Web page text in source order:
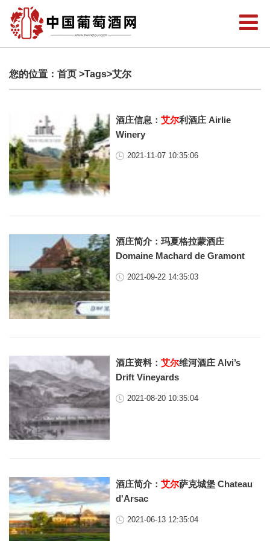
您的位置： 首页 >Tags>艾尔
酒庄信息：艾尔利酒庄 Airlie
Winery
2021-11-07 10:35:06
酒庄简介：玛夏格拉蒙酒庄
Domaine Machard de Gramont
2021-09-22 14:35:03
酒庄资料：艾尔维河酒庄 Alvi’s
Drift Vineyards
2021-08-20 10:35:04
酒庄简介：艾尔萨克城堡 Chateau
d'Arsac
2021-06-13 12:35:04